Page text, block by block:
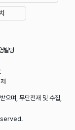
빌딩
으며, 무단전재 및 수집,